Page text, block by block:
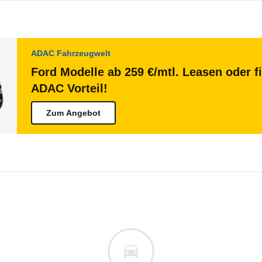
ADAC Fahrzeugwelt
Ford Modelle ab 259 €/mtl. Leasen oder
ADAC Vorteil!
Zum Angebot